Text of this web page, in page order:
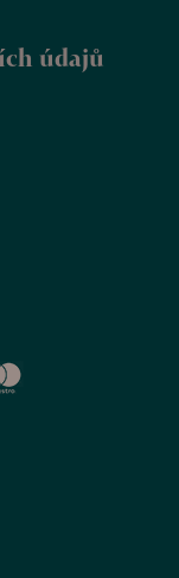
údajů